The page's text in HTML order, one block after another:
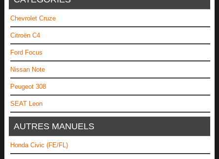
Chevrolet Cruze
Citroën C4
Ford Focus
Nissan Note
Peugeot 308
SEAT Leon
AUTRES MANUELS
Honda Civic (FE/FL)